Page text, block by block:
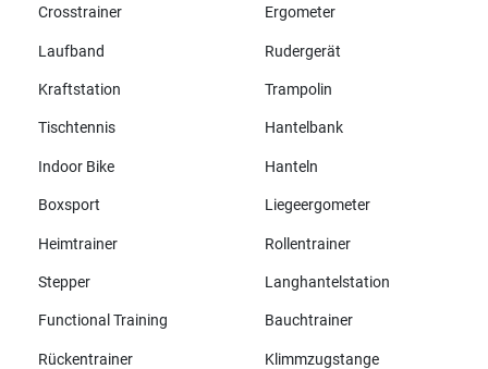
Crosstrainer
Ergometer
Laufband Rudergerät
Kraftstation Trampolin
Tischtennis Hantelbank
Indoor Bike Hanteln
Boxsport Liegeergometer
Heimtrainer Rollentrainer
Stepper Langhantelstation
Functional Training Bauchtrainer
Rückentrainer Klimmzugstange